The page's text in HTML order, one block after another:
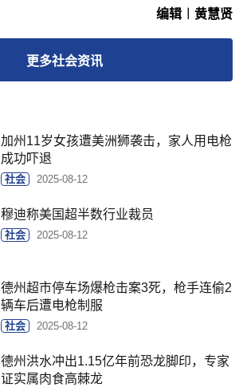
编辑︱黄慧贤
更多社会资讯
加州11岁女孩遭美洲狮袭击，家人用电枪
成功吓退
社会 2025-08-12
穆迪称美国超半数行业裁员
社会 2025-08-12
德州超市停车场爆枪击案3死，枪手连偷2
辆车后遭电枪制服
社会 2025-08-12
德州洪水冲出1.15亿年前恐龙脚印，专家
证实属肉食高棘龙